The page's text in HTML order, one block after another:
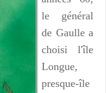
le général
de Gaulle a
choisi l'île
Longue,
presque-île